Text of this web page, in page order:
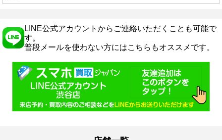
LINE公式アカウントからご連絡いただくことも可能で
す。
普段メールを使わない方にはこちらもオススメです。